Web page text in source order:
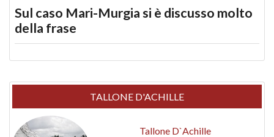
Sul caso Mari-Murgia si è discusso molto
della frase
TALLONE D'ACHILLE
Tallone D`Achille